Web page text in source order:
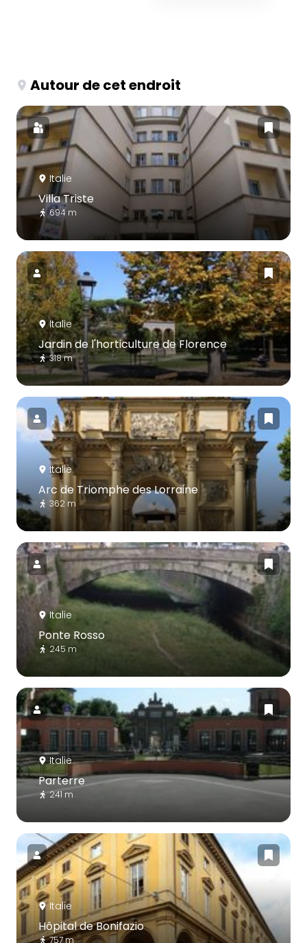
Autour de cet endroit
Italie
Villa Triste
694 m
Italie
Jardin de l'horticulture de Florence
318 m
Italie
Arc de Triomphe des Lorraine
362 m
Italie
Ponte Rosso
245 m
Italie
Parterre
241 m
Italie
Hôpital de Bonifazio
757 m